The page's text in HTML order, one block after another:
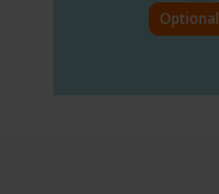
Optional